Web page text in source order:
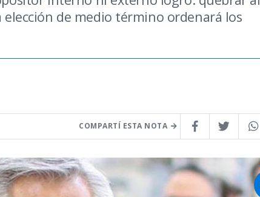
de medio término ordenará los
COMPARTÍ ESTA NOTA